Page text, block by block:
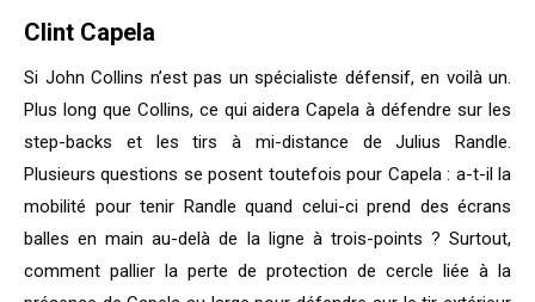
Clint Capela
Si John Collins n’est pas un spécialiste défensif, en voilà un.
Plus long que Collins, ce qui aidera Capela à défendre sur les
step-backs et les tirs à mi-distance de Julius Randle.
Plusieurs questions se posent toutefois pour Capela : a-t-il la
mobilité pour tenir Randle quand celui-ci prend des écrans
balles en main au-delà de la ligne à trois-points ? Surtout,
comment pallier la perte de protection de cercle liée à la